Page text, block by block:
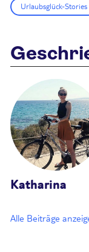
Urlaubsglück-Stories
Katharina
Alle Beiträge